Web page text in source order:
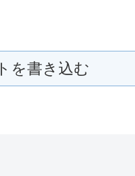
を書き込む